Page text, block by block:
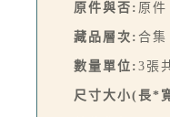
原件與否: 原件
藏品層次: 合集
數量單位: 3張
尺寸大小(長*